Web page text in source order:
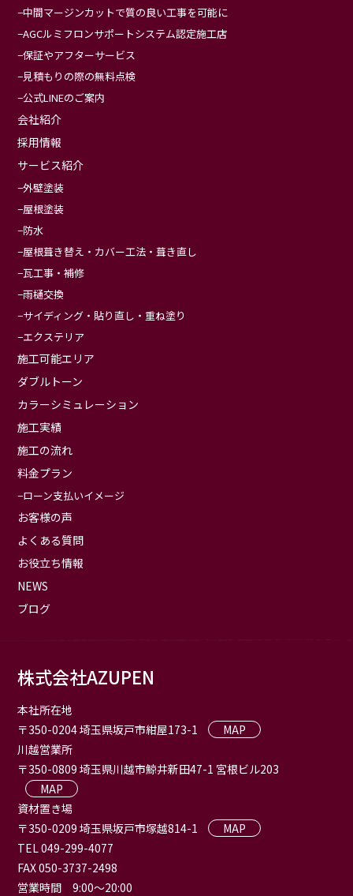
中間マージンカットで質の良い工事を可能に
AGCルミフロンサポートシステム認定施工店
保証やアフターサービス
見積もりの際の無料点検
公式LINEのご案内
会社紹介
採用情報
サービス紹介
外壁塗装
屋根塗装
防水
屋根葺き替え・カバー工法・葺き直し
瓦工事・補修
雨樋交換
サイディング・貼り直し・重ね塗り
エクステリア
施工可能エリア
ダブルトーン
カラーシミュレーション
施工実績
施工の流れ
料金プラン
ローン支払いイメージ
お客様の声
よくある質問
お役立ち情報
NEWS
ブログ
株式会社AZUPEN
本社所在地
〒350-0204 埼玉県坂戸市紺屋173-1
MAP
川越営業所
〒350-0809 埼玉県川越市鯨井新田47-1 宮根ビル203
MAP
資材置き場
〒350-0209 埼玉県坂戸市塚越814-1
MAP
TEL 049-299-4077
FAX 050-3737-2498
営業時間 9:00〜20:00